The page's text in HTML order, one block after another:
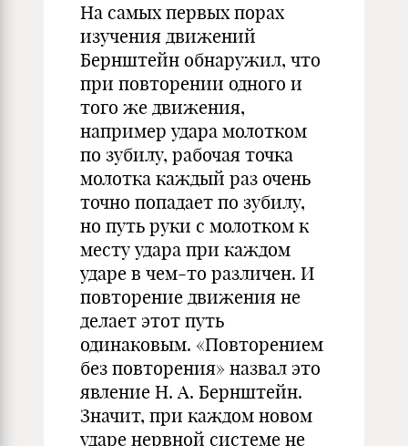
На самых первых порах
изучения движений
Бернштейн обнаружил, что
при повторении одного и
того же движения,
например удара молотком
по зубилу, рабочая точка
молотка каждый раз очень
точно попадает по зубилу,
но путь руки с молотком к
месту удара при каждом
ударе в чем-то различен. И
повторение движения не
делает этот путь
одинаковым. «Повторением
без повторения» назвал это
явление Н. А. Бернштейн.
Значит, при каждом новом
ударе нервной системе не